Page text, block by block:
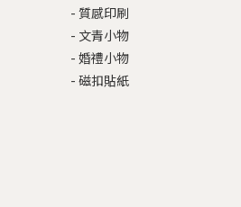
- 質感印刷
- 文青小物
- 婚禮小物
- 磁扣貼紙